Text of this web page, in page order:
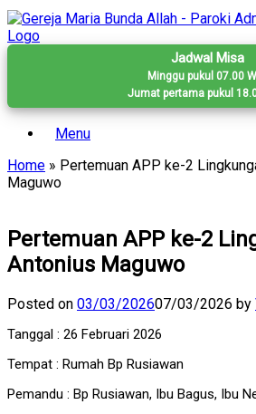
Skip
to
content
Jadwal Misa
Minggu pukul 07.00
Jumat pertama pukul
Menu
Home » Pertemuan APP ke-2
Maguwo
Pertemuan APP ke-2
Antonius Maguwo
Posted on 03/03/202607/03/2026 by
Tanggal : 26 Februari 2026
Tempat : Rumah Bp Rusiawan
Pemandu : Bp Rusiawan, Ibu Bagus, Ibu